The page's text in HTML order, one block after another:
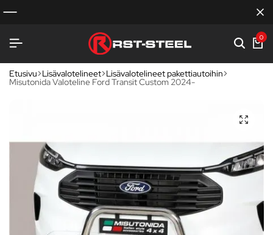
0
Etusivu Lisävalotelineet Lisävalotelineet pakettiautoihin
Misutonida Valoteline Ford Transit Custom 2024-